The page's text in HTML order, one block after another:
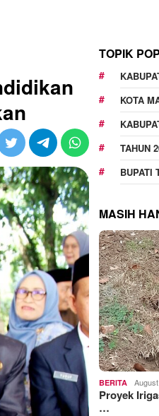
TOPIK
KOTA
TAHUN
BUPATI
MASIH
BERITA
Proyek
…